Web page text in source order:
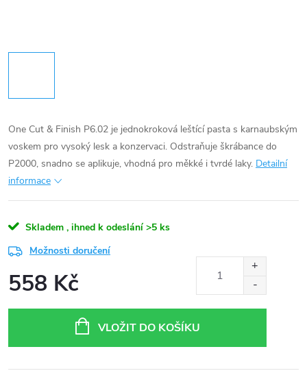
One Cut & Finish P6.02 je jednokroková leštící pasta s karnaubským
voskem pro vysoký lesk a konzervaci. Odstraňuje škrábance do
P2000, snadno se aplikuje, vhodná pro měkké i tvrdé laky. Detailní
informace
Skladem , ihned k odeslání >5 ks
Možnosti doručení
558 Kč
VLOŽIT DO KOŠÍKU